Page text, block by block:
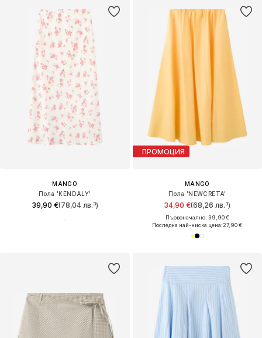
MANGO
Пола 'KENDALY'
39,90 €(78,04 лв.³)
ПРОМОЦИЯ
MANGO
Пола 'NEWCRETA'
34,90 €(68,26 лв.³)
Първоначално: 39,90 €
Последна най-ниска цена:27,90 €